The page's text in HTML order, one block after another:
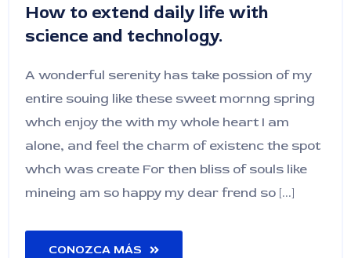
How to extend daily life with
science and technology.
A wonderful serenity has take possion of my
entire souing like these sweet mornng spring
whch enjoy the with my whole heart I am
alone, and feel the charm of existenc the spot
whch was create For then bliss of souls like
mineing am so happy my dear frend so [...]
CONOZCA MÁS